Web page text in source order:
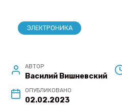
ЭЛЕКТРОНИКА
АВТОР
Василий Вишневский
ОПУБЛИКОВАНО
02.02.2023